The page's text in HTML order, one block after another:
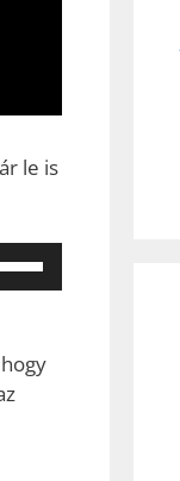
le is